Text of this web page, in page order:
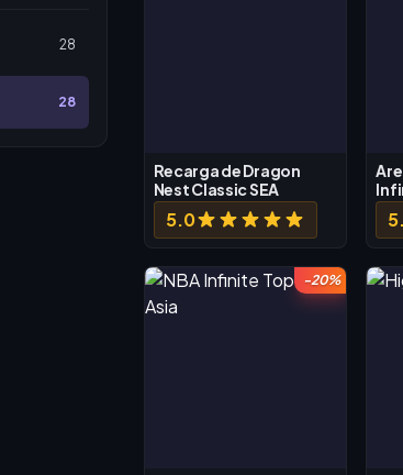
28
28
Recarga de Dragon
Nest Classic SEA
5.0
-20%